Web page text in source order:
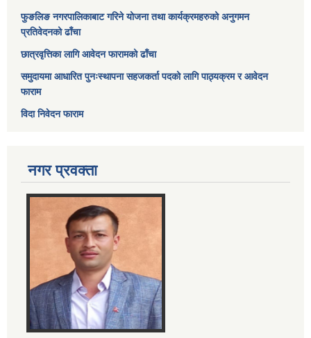
फुङलिङ नगरपालिकाबाट गरिने योजना तथा कार्यक्रमहरुको अनुगमन
प्रतिवेदनको ढाँचा
छात्रवृत्तिका लागि आवेदन फारामको ढाँचा
समुदायमा आधारित पुनःस्थापना सहजकर्ता पदको लागि पाठ्यक्रम र आवेदन
फाराम
विदा निवेदन फाराम
नगर प्रवक्ता